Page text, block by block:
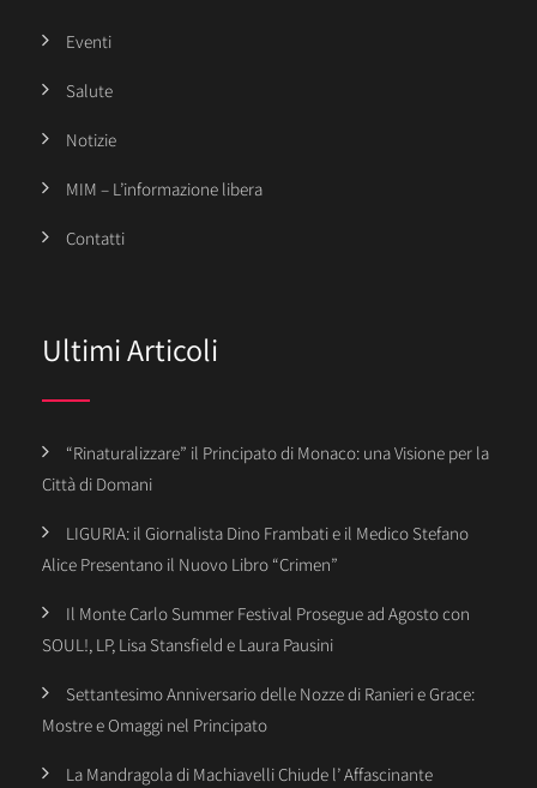
Eventi
Salute
Notizie
MIM – L’informazione libera
Contatti
Ultimi Articoli
“Rinaturalizzare” il Principato di Monaco: una Visione per la
Città di Domani
LIGURIA: il Giornalista Dino Frambati e il Medico Stefano
Alice Presentano il Nuovo Libro “Crimen”
Il Monte Carlo Summer Festival Prosegue ad Agosto con
SOUL!, LP, Lisa Stansfield e Laura Pausini
Settantesimo Anniversario delle Nozze di Ranieri e Grace:
Mostre e Omaggi nel Principato
La Mandragola di Machiavelli Chiude l’ Affascinante